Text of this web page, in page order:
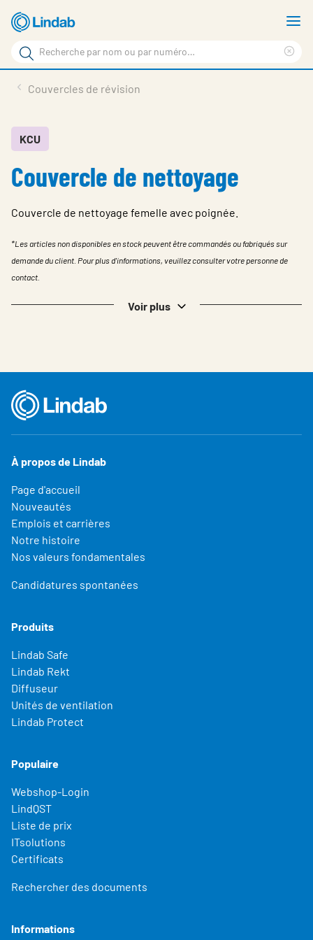
Aller
au
contenu
principal
Rechercher
Rechercher
sur
site
En vedette
À propos de Lindab
Identification
Couvercles de révision
KCU
Couvercle de nettoyage
Couvercle de nettoyage femelle avec poignée.
*Les articles non disponibles en stock peuvent être commandés ou fabriqués sur
demande du client. Pour plus d'informations, veuillez consulter votre personne de
contact.
Voir plus
À propos de Lindab
Page d'accueil
Nouveautés
Emplois et carrières
Notre histoire
Nos valeurs fondamentales
Candidatures spontanées
Produits
Lindab Safe
Lindab Rekt
Diffuseur
Unités de ventilation
Lindab Protect
Populaire
Webshop-Login
LindQST
Liste de prix
ITsolutions
Certificats
Rechercher des documents
Informations